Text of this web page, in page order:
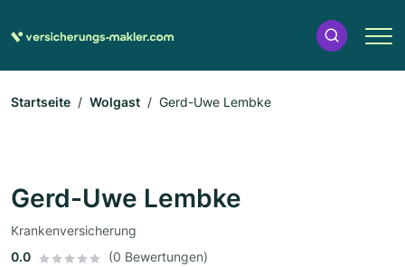
Startseite Wolgast Gerd-Uwe Lembke
Gerd-Uwe Lembke
Krankenversicherung
0.0
(0 Bewertungen)